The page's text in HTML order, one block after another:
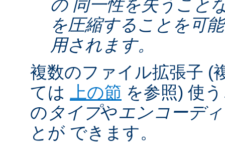
の 同一性を失うこと
を圧縮することを可
用されます。
複数のファイル拡張子 (
ては
上の節 を参照) 使
の タイプやエンコーデ
とが できます。